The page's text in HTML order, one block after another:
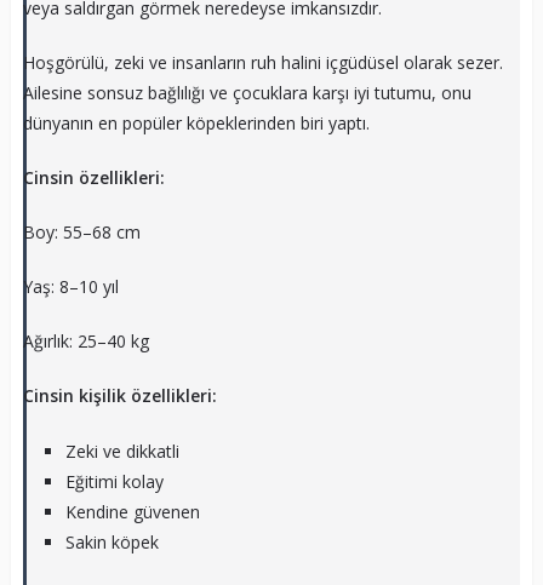
veya saldırgan görmek neredeyse imkansızdır.
Hoşgörülü, zeki ve insanların ruh halini içgüdüsel olarak sezer.
Ailesine sonsuz bağlılığı ve çocuklara karşı iyi tutumu, onu
dünyanın en popüler köpeklerinden biri yaptı.
Cinsin özellikleri:
Boy: 55–68 cm
Yaş: 8–10 yıl
Ağırlık: 25–40 kg
Cinsin kişilik özellikleri:
Zeki ve dikkatli
Eğitimi kolay
Kendine güvenen
Sakin köpek